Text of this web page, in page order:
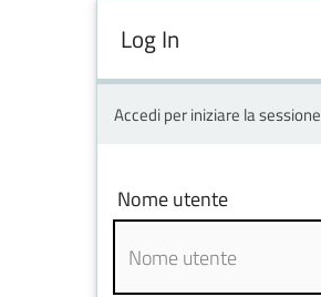
Log In
Accedi per iniziare la sessione
Nome utente